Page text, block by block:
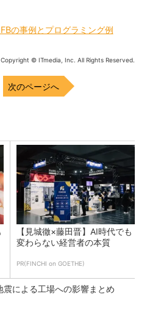
の事例とプログラミング例
Copyright © ITmedia, Inc. All Rights Reserved.
次のページへ
【見城徹×藤田晋】AI時代でも
変わらない経営者の本質
PR(FINCHI on GOETHE)
震による工場への影響まとめ